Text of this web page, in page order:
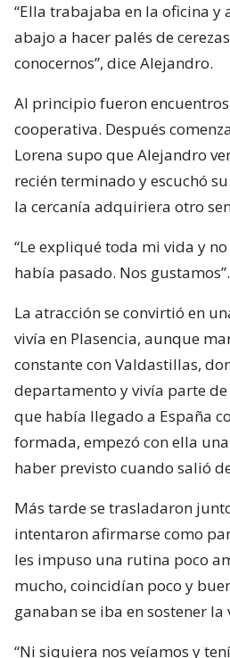
“Ella trabajaba en la oficina y
abajo a hacer palés de
conocernos”, dice Alejandro.
Al principio fueron
cooperativa. Después
Lorena supo que Alejandro
recién terminado y escuchó
la cercanía adquiriera otro
“Le expliqué toda mi vida y
había pasado. Nos gustamos”.
La atracción se convirtió en
vivía en Plasencia, aunque
constante con Valdastillas,
departamento y vivía parte
que había llegado a España
formada, empezó con ella
haber previsto cuando salió
Más tarde se trasladaron
intentaron afirmarse como
les impuso una rutina poco
mucho, coincidían poco y
ganaban se iba en sostener
“Ni siquiera nos veíamos y